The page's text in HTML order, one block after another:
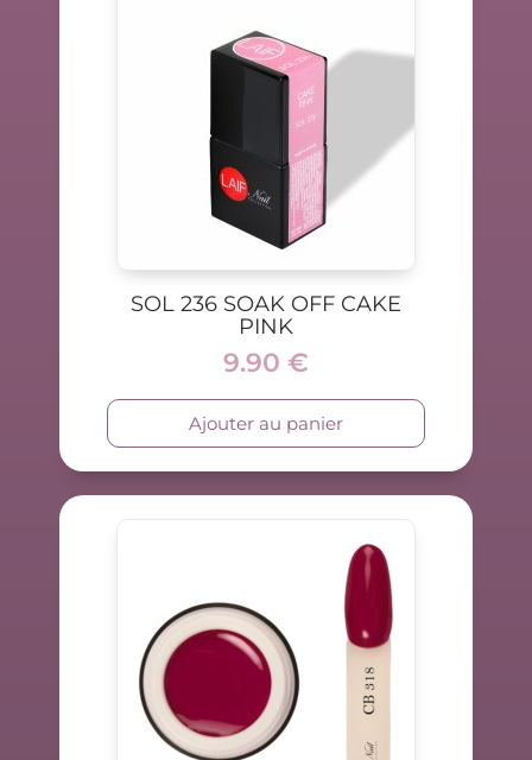
SOL 236 SOAK OFF CAKE
PINK
9.90 €
Ajouter au panier